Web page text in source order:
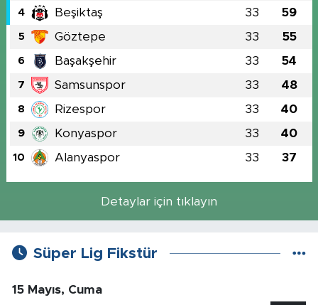
4 Beşiktaş 33 59
5 Göztepe 33 55
6 Başakşehir 33 54
7 Samsunspor 33 48
8 Rizespor 33 40
9 Konyaspor 33 40
10 Alanyaspor 33 37
Detaylar için tıklayın
Süper Lig Fikstür
15 Mayıs, Cuma